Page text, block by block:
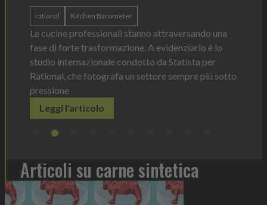
Barometer
stanno attraversando una
A evidenziarlo è lo
condotto da Statista per
un settore sempre più sotto
Leggi l'articolo
Articoli su carne sintetica